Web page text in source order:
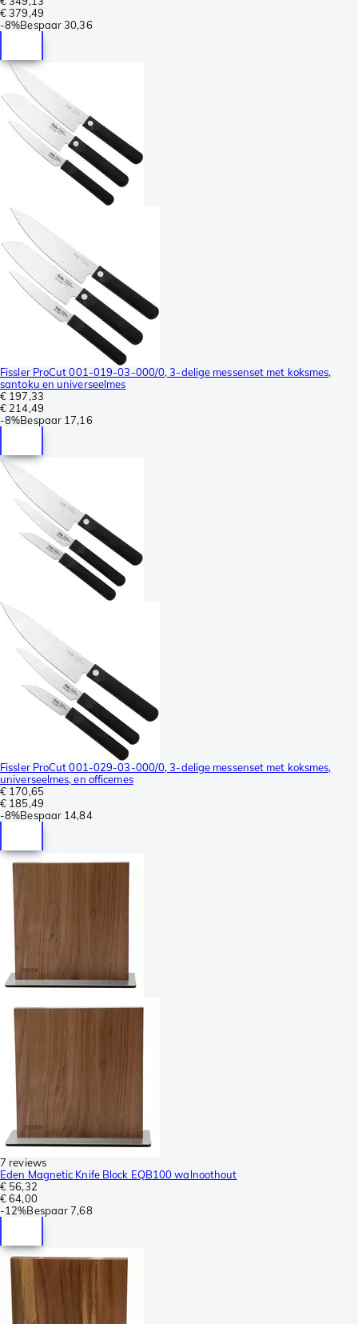
€ 379,49
-8%Bespaar30,36
Fissler ProCut 001-019-03-000/0, 3-delige messenset met koksmes,
santoku en universeelmes
€ 197,33
€ 214,49
-8%Bespaar 17,16
Fissler ProCut 001-029-03-000/0, 3-delige messenset met koksmes,
universeelmes, en officemes
€ 170,65
€ 185,49
-8%Bespaar 14,84
7 reviews
Eden Magnetic Knife Block EQB100 walnoothout
€ 56,32
€ 64,00
-12%Bespaar 7,68